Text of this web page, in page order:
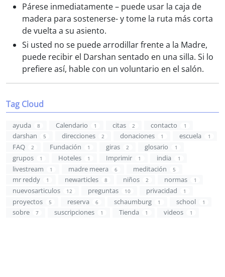
Párese inmediatamente – puede usar la caja de
madera para sostenerse- y tome la ruta más corta
de vuelta a su asiento.
Si usted no se puede arrodillar frente a la Madre,
puede recibir el Darshan sentado en una silla. Si lo
prefiere así, hable con un voluntario en el salón.
Tag Cloud
ayuda 8 Calendario 1 citas 2 contacto 1
darshan 5 direcciones 2 donaciones 1 escuela 1
FAQ 2 Fundación 1 giras 2 glosario 1
grupos 1 Hoteles 1 Imprimir 1 india 1
livestream 1 madre meera 6 meditación 5
mr reddy 1 newarticles 8 niños 2 normas 1
nuevosarticulos 12 preguntas 10 privacidad 1
proyectos 5 reserva 6 schaumburg 1 school 1
sobre 7 suscripciones 1 Tienda 1 videos 1